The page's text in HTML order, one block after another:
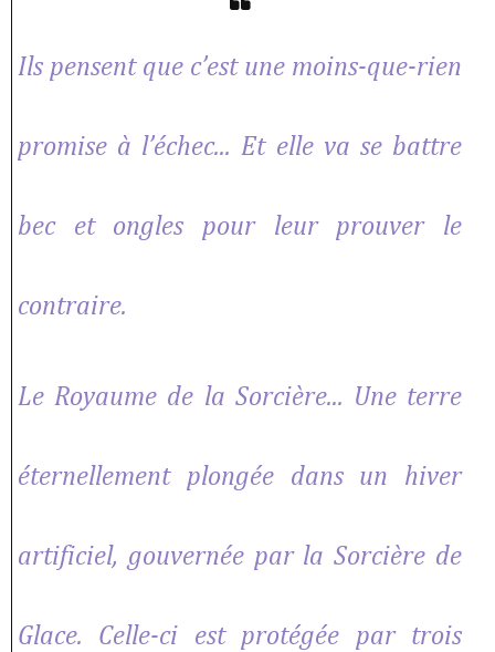
Ils pensent que c’est une moins-que-rien
promise à l’échec... Et elle va se battre
bec et ongles pour leur prouver le
contraire.
Le Royaume de la Sorcière... Une terre
éternellement plongée dans un hiver
artificiel, gouvernée par la Sorcière de
Glace. Celle-ci est protégée par trois